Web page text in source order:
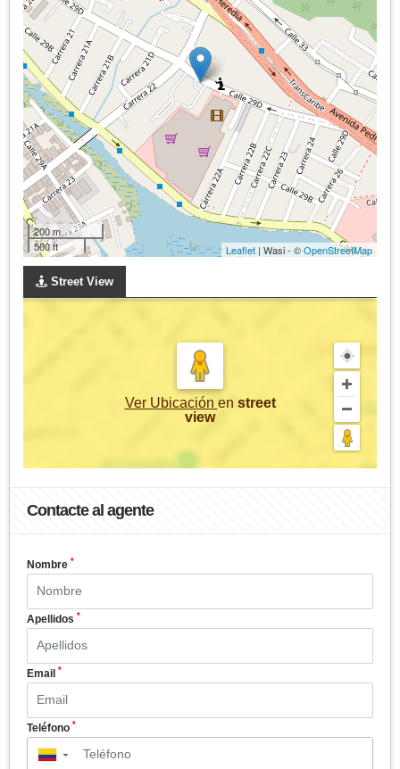
200 m
500 ft
Leaflet | Wasi - ©OpenStreetMap
Street View
Ver Ubicación en street
view
Contacte al agente
Nombre *
Apellidos *
Email *
Teléfono *
▼